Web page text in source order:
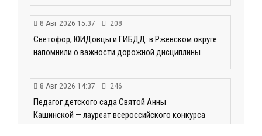
8 Авг 2026 15:37 208
Светофор, ЮИДовцы и ГИБДД: в Ржевском округе
напомнили о важности дорожной дисциплины
8 Авг 2026 14:37 246
Педагог детского сада Святой Анны
Кашинской — лауреат всероссийского конкурса